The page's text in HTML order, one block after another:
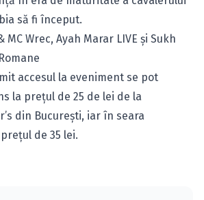
să fi început.
Wrec, Ayah Marar LIVE şi Sukh
accesul la eveniment se pot
la preţul de 25 de lei de la
din Bucureşti, iar în seara
de 35 lei.